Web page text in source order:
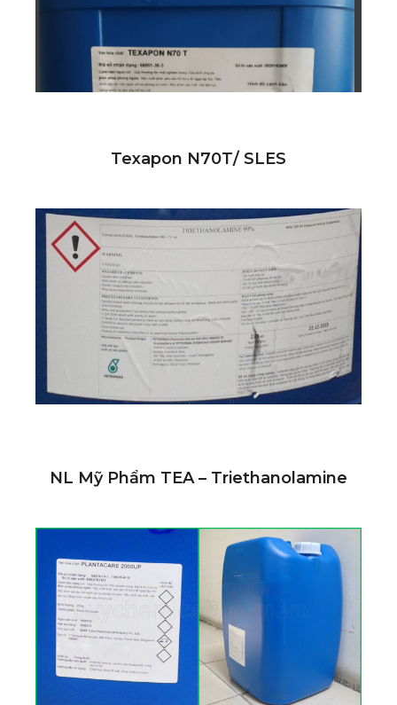
Texapon N70T/ SLES
NL Mỹ Phẩm TEA – Triethanolamine